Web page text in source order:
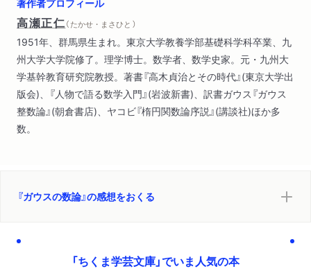
ガウス整数域における数論）
著作者プロフィール
高瀬正仁（ たかせ・まさひと ）
1951年、群馬県生まれ。東京大学教養学部基礎科学科卒業、九
州大学大学院修了。理学博士。数学者、数学史家。元・九州大
学基幹教育研究院教授。著書『高木貞治とその時代』(東京大学出
版会)、『人物で語る数学入門』(岩波新書)、訳書ガウス『ガウス
整数論』(朝倉書店)、ヤコビ『楕円関数論序説』(講談社)ほか多
数。
『ガウスの数論』の感想をおくる
「ちくま学芸文庫」でいま人気の本